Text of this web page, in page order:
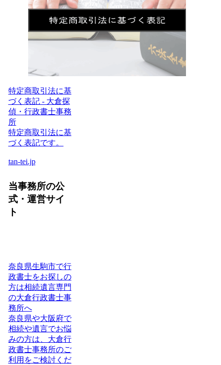
特定商取引法に基
づく表記 - 大倉探
偵・行政書士事務
所
特定商取引法に基
づく表記です。
tan-tei.jp
当事務所の公
式・運営サイ
ト
奈良県生駒市で行
政書士をお探しの
方は相続遺言専門
の大倉行政書士事
務所へ
奈良県や大阪府で
相続や遺言でお悩
みの方は、大倉行
政書士事務所のご
利用をご検討くだ